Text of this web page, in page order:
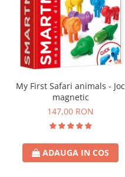
My First Safari animals - Joc
magnetic
147,00 RON
ADAUGA IN COS